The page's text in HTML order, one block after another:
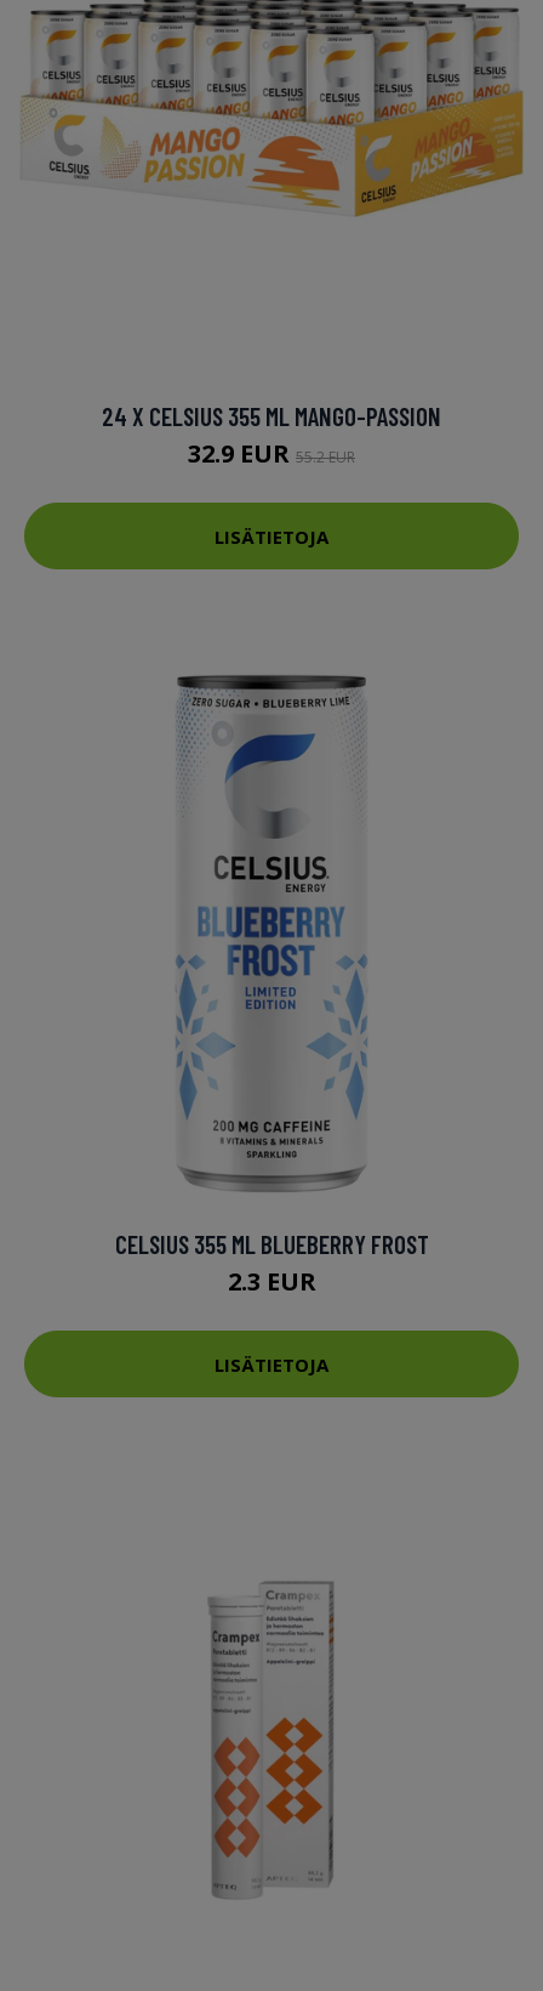
24 X CELSIUS 355 ML MANGO-PASSION
32.9 EUR 55.2 EUR
LISÄTIETOJA
CELSIUS 355 ML BLUEBERRY FROST
2.3 EUR
LISÄTIETOJA